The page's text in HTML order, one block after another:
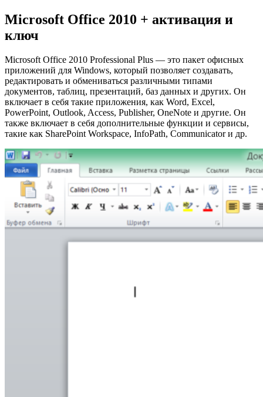
Microsoft Office 2010 + активация и
ключ
Microsoft Office 2010 Professional Plus — это пакет офисных
приложений для Windows, который позволяет создавать,
редактировать и обмениваться различными типами
документов, таблиц, презентаций, баз данных и других. Он
включает в себя такие приложения, как Word, Excel,
PowerPoint, Outlook, Access, Publisher, OneNote и другие. Он
также включает в себя дополнительные функции и сервисы,
такие как SharePoint Workspace, InfoPath, Communicator и др.